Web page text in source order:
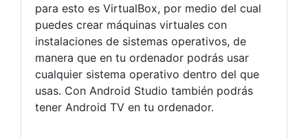
para esto es VirtualBox, por medio del cual
puedes crear máquinas virtuales con
instalaciones de sistemas operativos, de
manera que en tu ordenador podrás usar
cualquier sistema operativo dentro del que
usas. Con Android Studio también podrás
tener Android TV en tu ordenador.